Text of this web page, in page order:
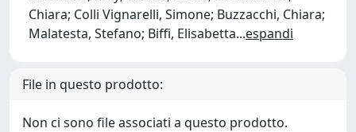
Chiara; Colli Vignarelli, Simone; Buzzacchi, Chiara;
Malatesta, Stefano; Biffi, Elisabetta...espandi
File in questo prodotto:
Non ci sono file associati a questo prodotto.